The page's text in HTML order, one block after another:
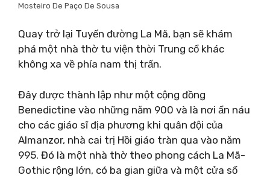
Mosteiro De Paço De Sousa
Quay trở lại Tuyến đường La Mã, bạn sẽ khám
phá một nhà thờ tu viện thời Trung cổ khác
không xa về phía nam thị trấn.
Đây được thành lập như một cộng đồng
Benedictine vào những năm 900 và là nơi ẩn náu
cho các giáo sĩ địa phương khi quân đội của
Almanzor, nhà cai trị Hồi giáo tràn qua vào năm
995. Đó là một nhà thờ theo phong cách La Mã-
Gothic rộng lớn, có ba gian giữa và một cửa sổ